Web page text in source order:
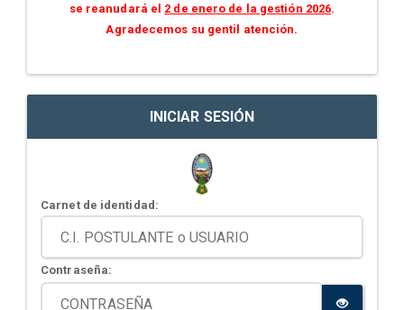
se reanudará el 2 de enero de la gestión 2026.
Agradecemos su gentil atención.
INICIAR SESIÓN
Carnet de identidad:
Contraseña: